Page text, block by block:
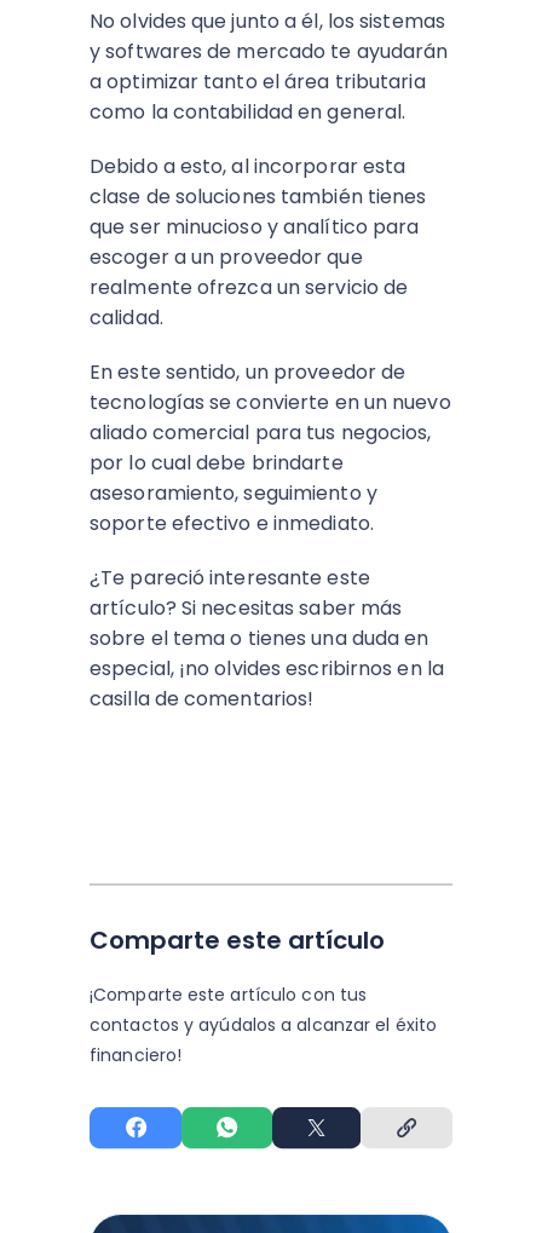
No olvides que junto a él, los sistemas
y softwares de mercado te ayudarán
a optimizar tanto el área tributaria
como la contabilidad en general.
Debido a esto, al incorporar esta
clase de soluciones también tienes
que ser minucioso y analítico para
escoger a un proveedor que
realmente ofrezca un servicio de
calidad.
En este sentido, un proveedor de
tecnologías se convierte en un nuevo
aliado comercial para tus negocios,
por lo cual debe brindarte
asesoramiento, seguimiento y
soporte efectivo e inmediato.
¿Te pareció interesante este
artículo? Si necesitas saber más
sobre el tema o tienes una duda en
especial, ¡no olvides escribirnos en la
casilla de comentarios!
Comparte este artículo
¡Comparte este artículo con tus
contactos y ayúdalos a alcanzar el éxito
financiero!